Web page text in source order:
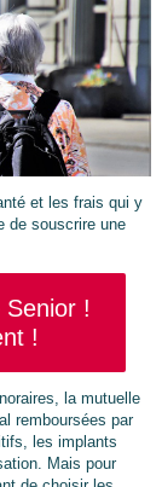
et les frais qui y
de souscrire une
!
!
la mutuelle
remboursées par
les implants
Mais pour